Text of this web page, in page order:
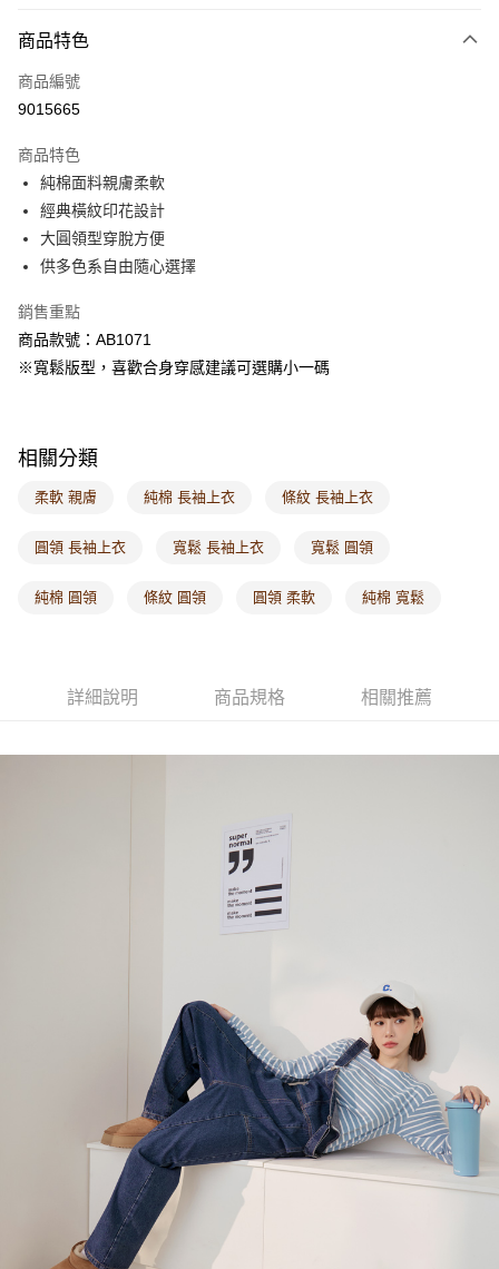
付款後全家取貨
萊爾富取貨付款
付款後萊爾富取貨
每筆NT$60，滿NT$1,000(含以上)免運費
7-11取貨付款
每筆NT$60，滿NT$1,000(含以上)免運費
付款後7-11取貨
每筆NT$60，滿NT$1,000(含以上)免運費
付款後門市自取
每筆NT$60，滿NT$1,000(含以上)免運費
商品特色
商品編號
9015665
商品特色
純棉面料親膚柔軟
經典橫紋印花設計
大圓領型穿脫方便
供多色系自由隨心選擇
銷售重點
商品款號：AB1071
※寬鬆版型，喜歡合身穿感建議可選購小一碼
相關分類
柔軟 親膚 純棉 長袖上衣 條紋 長袖上衣
圓領 長袖上衣 寬鬆 長袖上衣 寬鬆 圓領
純棉 圓領 條紋 圓領 圓領 柔軟 純棉 寬鬆
詳細說明 商品規格 相關推薦